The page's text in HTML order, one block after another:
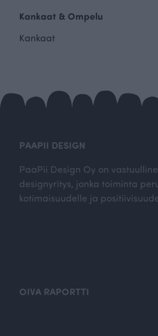
Kankaat & Ompelu
Kankaat
PAAPII DESIGN
PaaPii Design Oy on
designyritys, jonka toiminta
kotimaisuudelle ja
OIVA RAPORTTI